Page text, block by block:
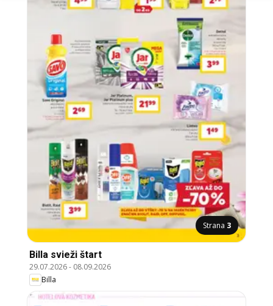
Strana 3
Billa svieži štart
29.07.2026- 08.09.2026
Billa